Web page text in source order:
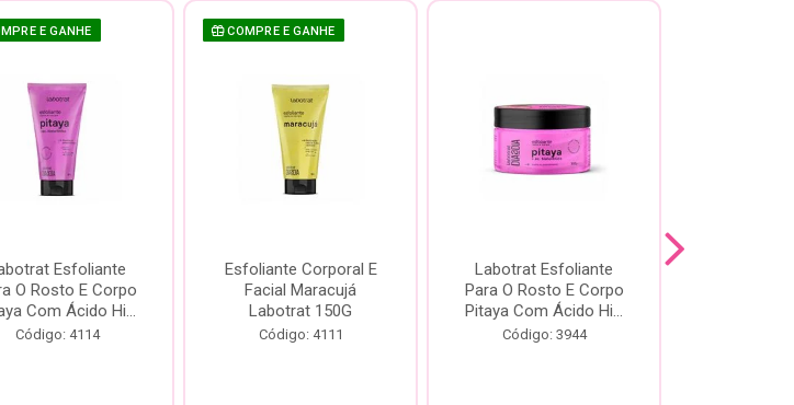
E GANHE
Esfoliante
O Rosto E Corpo
Com Ácido Hi...
Código: 4114
COMPRE E GANHE
Esfoliante Corporal E
Facial Maracujá
Labotrat 150G
Código: 4111
Labotrat Esfoliante
Para O Rosto E Corpo
Pitaya Com Ácido Hi...
Código: 3944